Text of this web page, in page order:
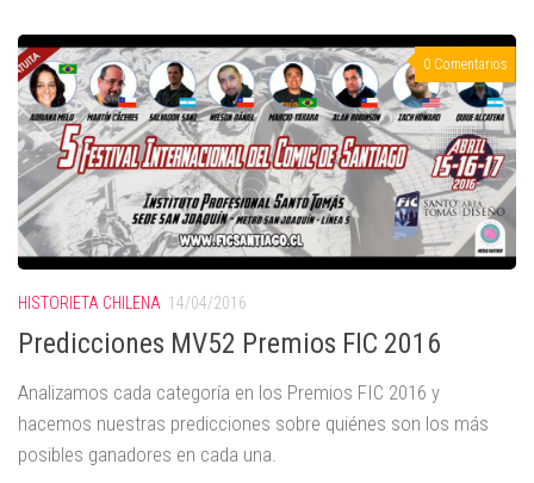
0 Comentarios
HISTORIETA CHILENA 14/04/2016
Predicciones MV52 Premios FIC 2016
Analizamos cada categoría en los Premios FIC 2016 y
hacemos nuestras predicciones sobre quiénes son los más
posibles ganadores en cada una.